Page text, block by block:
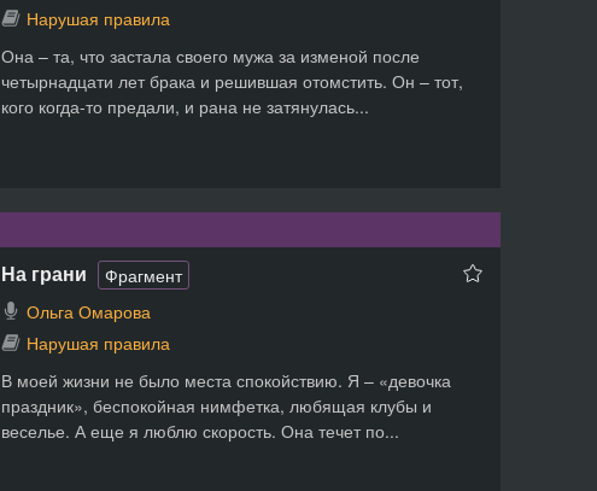
Нарушая правила
Она – та, что застала своего мужа за изменой после
четырнадцати лет брака и решившая отомстить. Он – тот,
кого когда-то предали, и рана не затянулась...
На грани
Фрагмент
Ольга Омарова
Нарушая правила
В моей жизни не было места спокойствию. Я – «девочка
праздник», беспокойная нимфетка, любящая клубы и
веселье. А еще я люблю скорость. Она течет по...